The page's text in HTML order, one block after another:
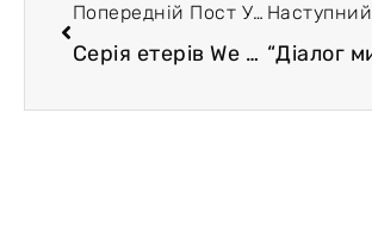
Попередній Пост У Блозі
Серія етерів We Love Yoga